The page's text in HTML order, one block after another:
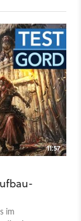
ein. Gord
Mitarbeitern
Paralleleln
die
und
die Welt von
ganz neu
ist. Das wirkt
Spieldesign
11:57
im